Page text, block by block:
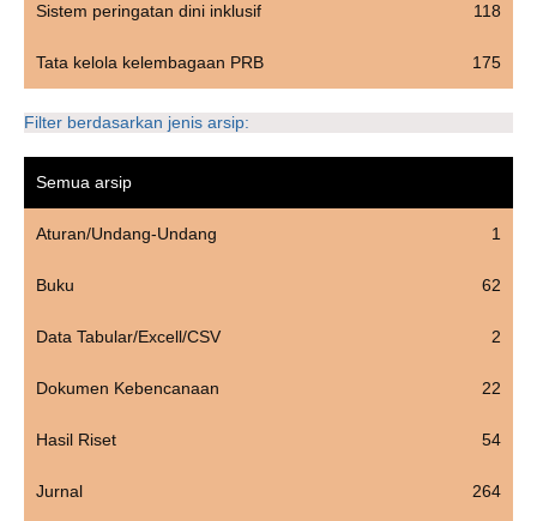
Sistem peringatan dini inklusif 118
Tata kelola kelembagaan PRB 175
Filter berdasarkan jenis arsip:
Semua arsip
Aturan/Undang-Undang 1
Buku 62
Data Tabular/Excell/CSV 2
Dokumen Kebencanaan 22
Hasil Riset 54
Jurnal 264